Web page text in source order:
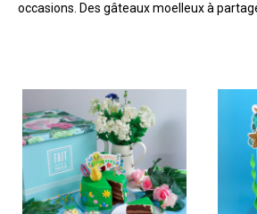
occasions. Des gâteaux moelleux à